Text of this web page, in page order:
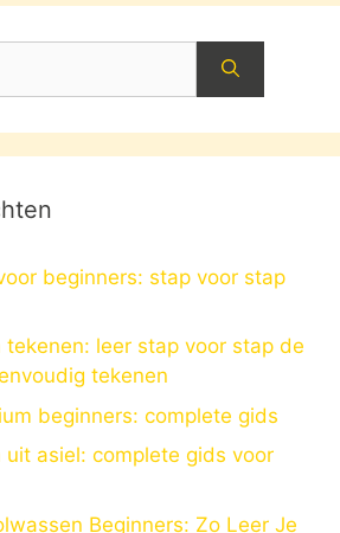
beginners: stap voor stap
tekenen: leer stap voor stap de
tekenen
beginners: complete gids
asiel: complete gids voor
Beginners: Zo Leer Je